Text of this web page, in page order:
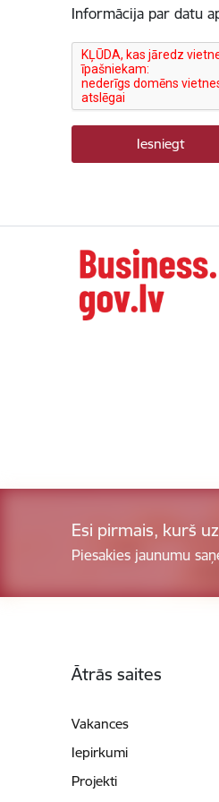
Informācija par datu
Esi pirmais, kurš
Piesakies jaunumu
Ātrās saites
Vakances
Iepirkumi
Projekti